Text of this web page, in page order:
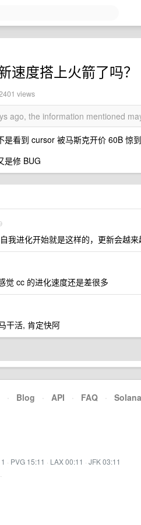
速度搭上火箭了吗？
views
ago, the information mentioned
是看到 cursor 被马斯克开价 60B 惊
是修 BUG
我进化开始就是这样的，更新会越来
觉 cc 的进化速度还是差很多
干活, 肯定快阿
· Blog · API · FAQ · Solana
· PVG 15:11 · LAX 00:11 · JFK 03:11